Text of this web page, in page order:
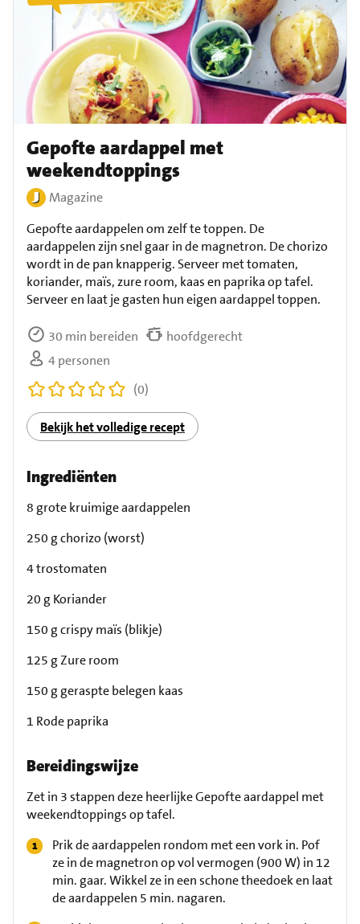
Gepofte aardappel met
weekendtoppings
Magazine
Gepofte aardappelen om zelf te toppen. De
aardappelen zijn snel gaar in de magnetron. De chorizo
wordt in de pan knapperig. Serveer met tomaten,
koriander, maïs, zure room, kaas en paprika op tafel.
Serveer en laat je gasten hun eigen aardappel toppen.
30 min bereiden
hoofdgerecht
4 personen
(0)
Bekijk het volledige recept
Ingrediënten
8 grote kruimige aardappelen
250 g chorizo (worst)
4 trostomaten
20 g Koriander
150 g crispy maïs (blikje)
125 g Zure room
150 g geraspte belegen kaas
1 Rode paprika
Bereidingswijze
Zet in 3 stappen deze heerlijke Gepofte aardappel met
weekendtoppings op tafel.
Prik de aardappelen rondom met een vork in. Pof
ze in de magnetron op vol vermogen (900 W) in 12
min. gaar. Wikkel ze in een schone theedoek en laat
de aardappelen 5 min. nagaren.